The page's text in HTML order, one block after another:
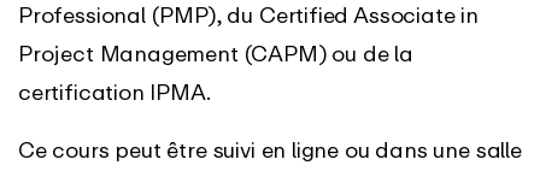
Professional (PMP), du Certified Associate in
Project Management (CAPM) ou de la
certification IPMA.
Ce cours peut être suivi en ligne ou dans une salle